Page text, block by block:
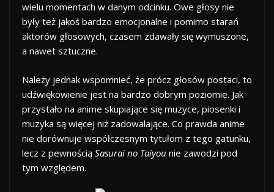
wielu momentach w danym odcinku. Owe głosy nie
były też jakoś bardzo emocjonalne i pomimo starań
aktorów głosowych, czasem zdawały się wymuszone,
a nawet sztuczne.
Należy jednak wspomnieć, że prócz głosów postaci, to
udźwiękowienie jest na bardzo dobrym poziomie. Jak
przystało na anime skupiające się muzyce, piosenki i
muzyka są więcej niż zadowalające. Co prawda anime
nie dorównuje współczesnym tytułom z tego gatunku,
lecz z pewnością Sasurai no Taiyou nie zawodzi pod
tym względem.